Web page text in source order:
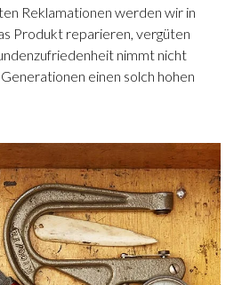
Reklamationen werden wir in
Produkt reparieren, vergüten
nimmt nicht
einen solch hohen